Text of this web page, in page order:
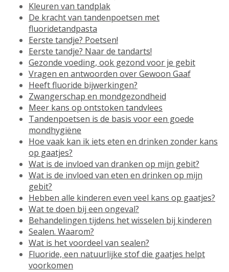
Kleuren van tandplak
De kracht van tandenpoetsen met
fluoridetandpasta
Eerste tandje? Poetsen!
Eerste tandje? Naar de tandarts!
Gezonde voeding, ook gezond voor je gebit
Vragen en antwoorden over Gewoon Gaaf
Heeft fluoride bijwerkingen?
Zwangerschap en mondgezondheid
Meer kans op ontstoken tandvlees
Tandenpoetsen is de basis voor een goede
mondhygiëne
Hoe vaak kan ik iets eten en drinken zonder kans
op gaatjes?
Wat is de invloed van dranken op mijn gebit?
Wat is de invloed van eten en drinken op mijn
gebit?
Hebben alle kinderen even veel kans op gaatjes?
Wat te doen bij een ongeval?
Behandelingen tijdens het wisselen bij kinderen
Sealen. Waarom?
Wat is het voordeel van sealen?
Fluoride, een natuurlijke stof die gaatjes helpt
voorkomen